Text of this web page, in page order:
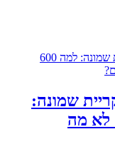
שמונה:
לא מה